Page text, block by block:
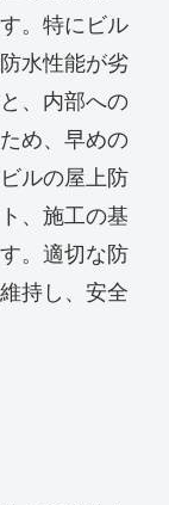
。特にビル
水性能が劣
、内部への
め、早めの
ルの屋上防
、施工の基
。適切な防
持し、安全